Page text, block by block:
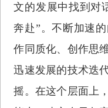
文的发展中找到对
奔赴”。不断加速
作同质化、创作思
迅速发展的技术迭
摇。在这个层面上